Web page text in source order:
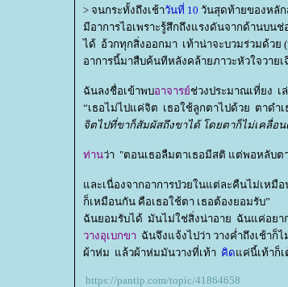
> จนกระทั้งถึงเช้าวันที่ 10 วันสุดท้ายของหลั
มีอาการไอเพราะรู้สึกถึงแรงดันจากด้านบน
ได้ อ้วกทุกสิ่งออกมา เท้าน่าจะบวมร่วมด้วย
อาการนี้มาสืบค้นทีหลังคล้ายภาวะหัวใจวาย
ฉันลงชื่อเข้าพบอาจารย์ช่วงประมาณเที่ยง เ
“เธอไม่ไปแค่จิต เธอใช้ลูกตาไปด้วย ตาดำ
จิตไปที่ขาก็สัมผัสถึงขาได้ โดยตาก็ไม่เคลื่อ
ท่านว่า "ตอนเธอลืมตาเธอมีสติ แต่พอหลับต
ละเนื่องจากอาการป่วยในแต่ละคืนไม่เหมื
ก็เหมือนกัน คือเธอใช้ตา เธอต้องยอมรับ”
ฉันยอมรับได้ มันไม่ใช่สิ่งน่าอาย ฉันแค่อยา
วางอุเบกขา ฉันจึงแจ้งไปว่า วางค่ำถึงเช้าก็
ผ้าห่ม แล้วผ้าห่มมันวางที่เท้า คิดค่นี้เท้าก็เ
https://pantip.com/topic/41864658